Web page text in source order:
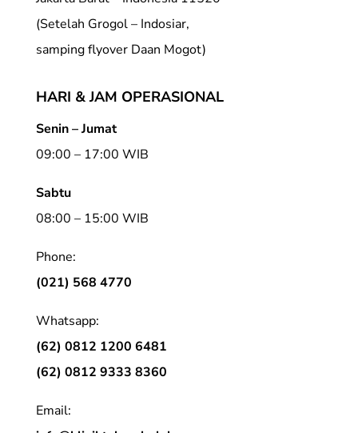
(Setelah Grogol – Indosiar,
samping flyover Daan Mogot)
HARI & JAM OPERASIONAL
Senin – Jumat
09:00 – 17:00 WIB
Sabtu
08:00 – 15:00 WIB
Phone:
(021) 568 4770
Whatsapp:
(62) 0812 1200 6481
(62) 0812 9333 8360
Email: